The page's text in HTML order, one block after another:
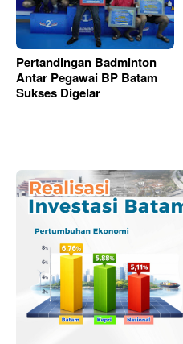
Pertandingan Badminton
Antar Pegawai BP Batam
Sukses Digelar